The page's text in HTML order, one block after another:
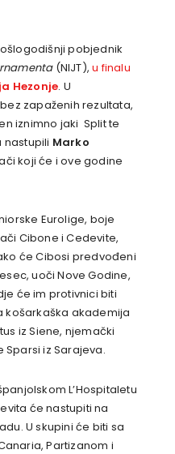
pobjednik
(NIJT),u finalu
Hezonje. U
zapaženih rezultata,
iznimno jaki Split te
nastupili Marko
koji će i ove godine
Eurolige, boje
Cibone i Cedevite,
će Cibosi predvođeni
uoči Nove Godine,
će im protivnici biti
košarkaška akademija
iz Siene, njemački
Sparsi iz Sarajeva.
L’Hospitaletu
će nastupiti na
U skupini će biti sa
Partizanom i